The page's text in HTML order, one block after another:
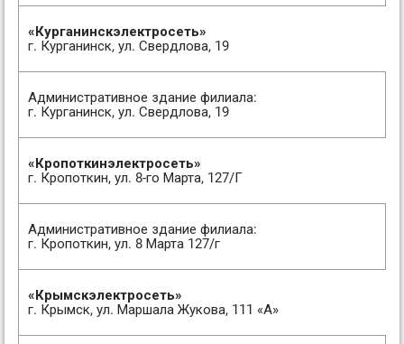
«Курганинскэлектросеть»
г. Курганинск, ул. Свердлова, 19
Административное здание филиала:
г. Курганинск, ул. Свердлова, 19
«Кропоткинэлектросеть»
г. Кропоткин, ул. 8-го Марта, 127/Г
Административное здание филиала:
г. Кропоткин, ул. 8 Марта 127/г
«Крымскэлектросеть»
г. Крымск, ул. Маршала Жукова, 111 «А»